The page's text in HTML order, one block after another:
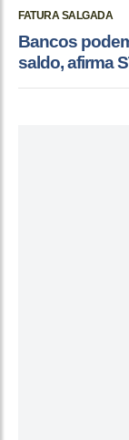
FATURA SALGADA
Bancos
saldo, afirma